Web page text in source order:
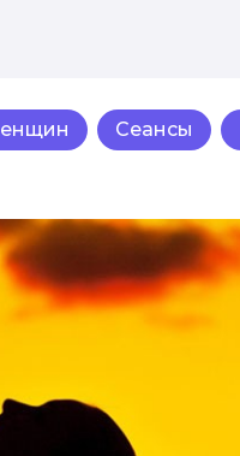
Сеансы